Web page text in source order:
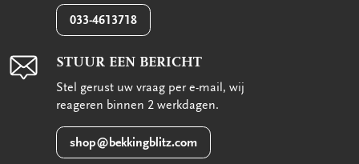
033-4613718
STUUR EEN BERICHT
Stel gerust uw vraag per e-mail, wij
reageren binnen 2 werkdagen.
shop@bekkingblitz.com